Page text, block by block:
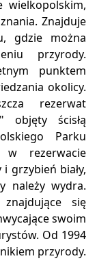
wielkopolskim,
Znajduje
gdzie można
przyrody.
punktem
okolicy.
rezerwat
objęty ścisłą
Parku
w rezerwacie
grzybień biały,
należy wydra.
się
swoim
Od 1994
przyrody.